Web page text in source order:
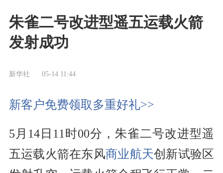
朱雀二号改进型遥五运载火箭
发射成功
新华社 05-14 11:44
新客户免费领取多重好礼>>
5月14日11时00分，朱雀二号改进型遥
五运载火箭在东风商业航天创新试验区